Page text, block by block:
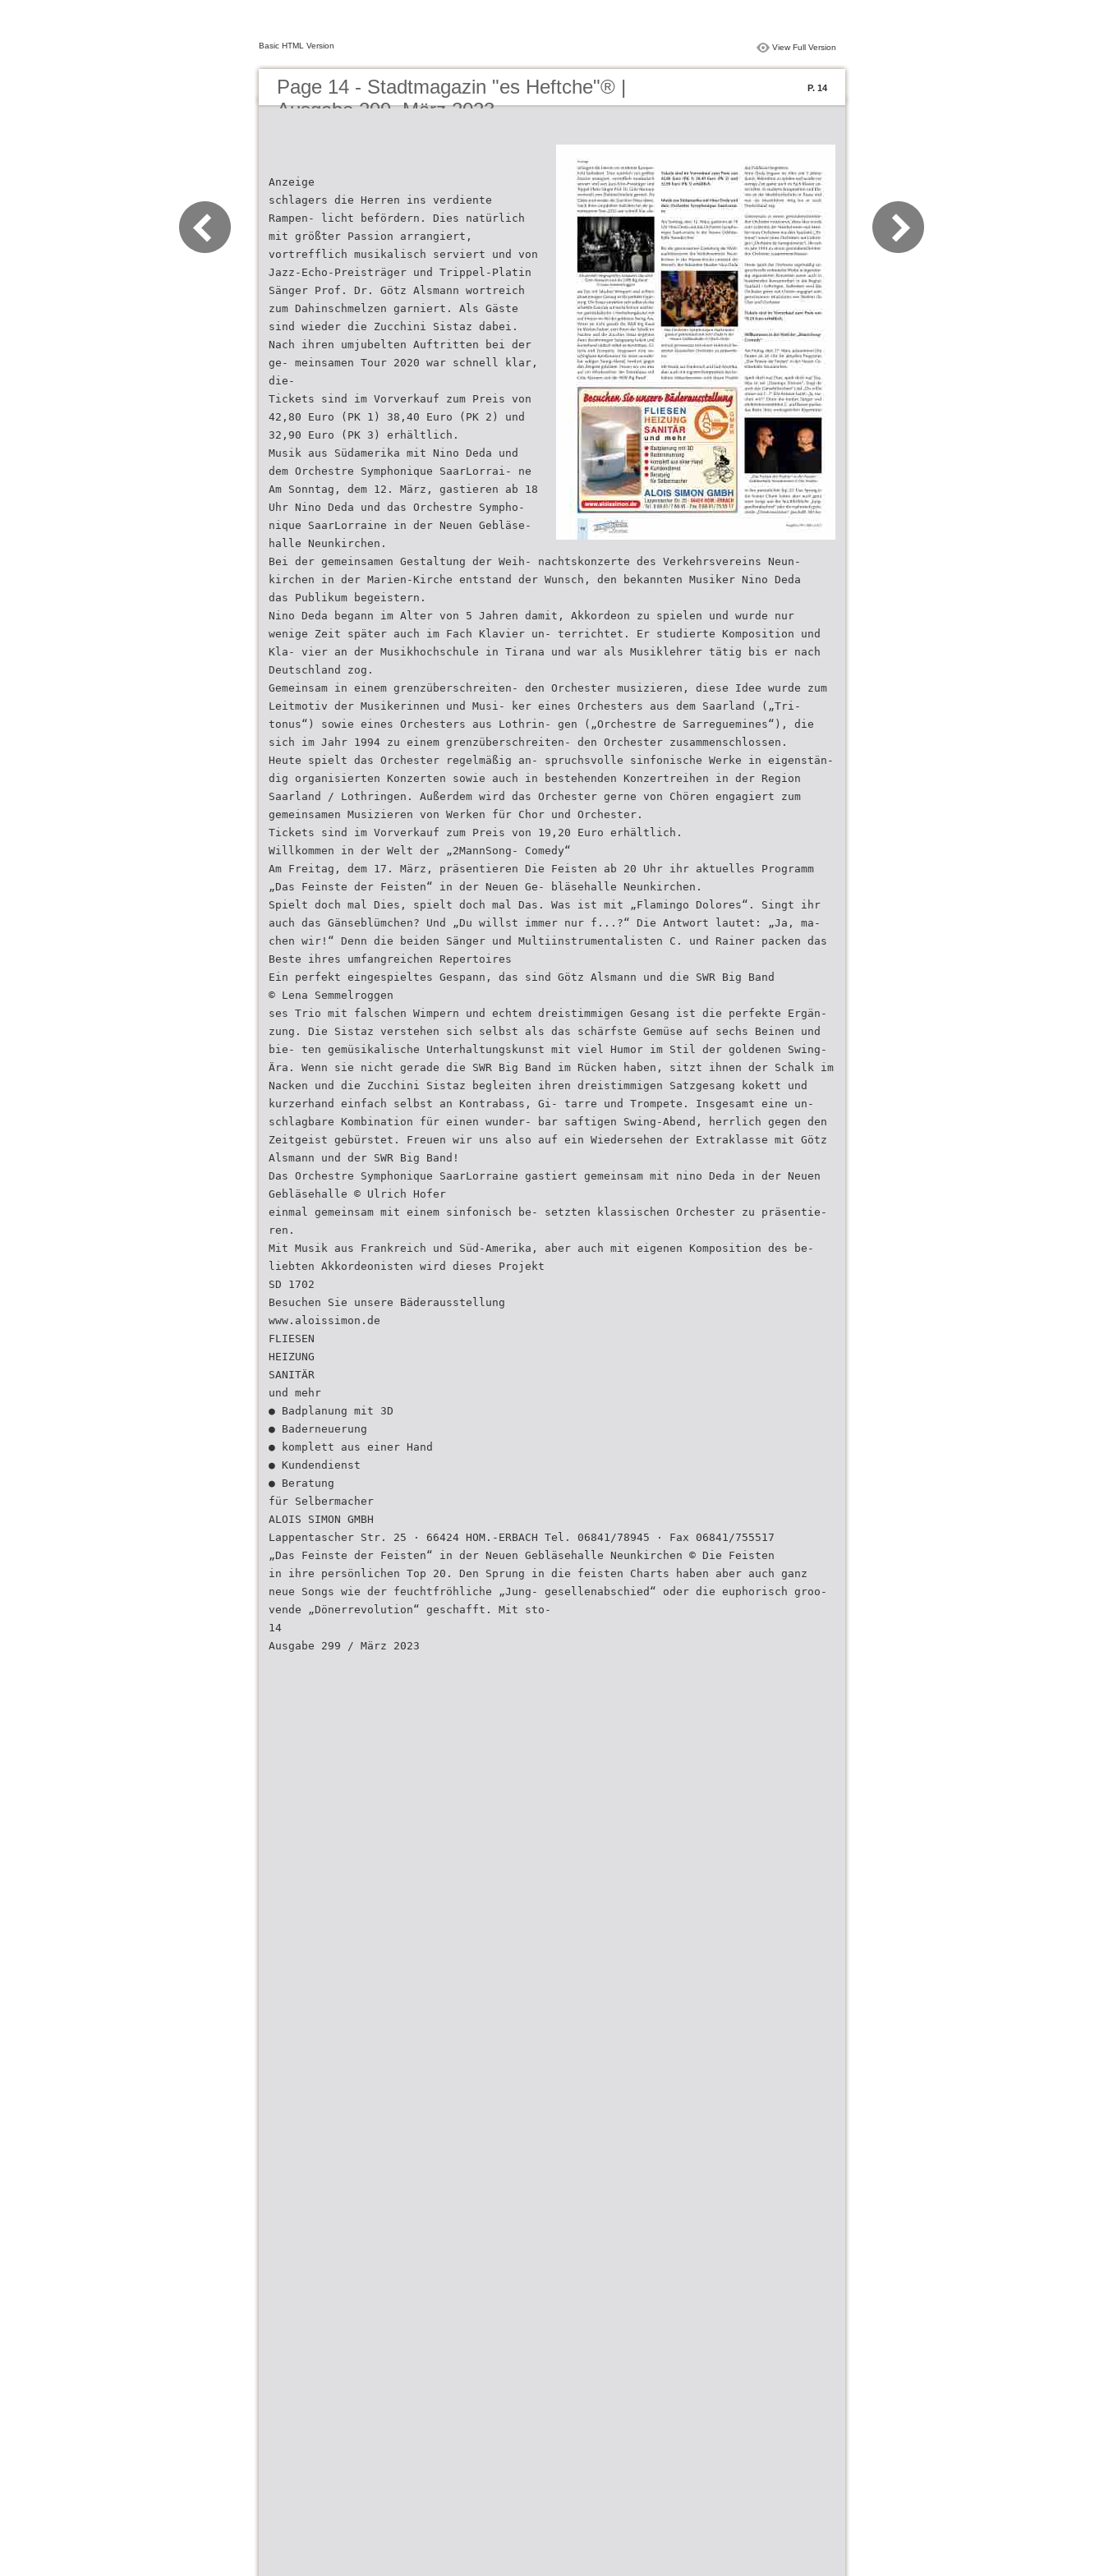
Basic HTML Version View Full Version
Page 14 - Stadtmagazin "es Heftche"® |
Ausgabe 299, März 2023
P. 14
Anzeige
schlagers die Herren ins verdiente
Rampen- licht befördern. Dies natürlich
mit größter Passion arrangiert,
vortrefflich musikalisch serviert und von
Jazz-Echo-Preisträger und Trippel-Platin
Sänger Prof. Dr. Götz Alsmann wortreich
zum Dahinschmelzen garniert. Als Gäste
sind wieder die Zucchini Sistaz dabei.
Nach ihren umjubelten Auftritten bei der
ge- meinsamen Tour 2020 war schnell klar,
die-
Tickets sind im Vorverkauf zum Preis von
42,80 Euro (PK 1) 38,40 Euro (PK 2) und
32,90 Euro (PK 3) erhältlich.
Musik aus Südamerika mit Nino Deda und
dem Orchestre Symphonique SaarLorrai- ne
Am Sonntag, dem 12. März, gastieren ab 18
Uhr Nino Deda und das Orchestre Sympho-
nique SaarLorraine in der Neuen Gebläse-
halle Neunkirchen.
Bei der gemeinsamen Gestaltung der Weih- nachtskonzerte des Verkehrsvereins Neun-
kirchen in der Marien-Kirche entstand der Wunsch, den bekannten Musiker Nino Deda
das Publikum begeistern.
Nino Deda begann im Alter von 5 Jahren damit, Akkordeon zu spielen und wurde nur
wenige Zeit später auch im Fach Klavier un- terrichtet. Er studierte Komposition und
Kla- vier an der Musikhochschule in Tirana und war als Musiklehrer tätig bis er nach
Deutschland zog.
Gemeinsam in einem grenzüberschreiten- den Orchester musizieren, diese Idee wurde zum
Leitmotiv der Musikerinnen und Musi- ker eines Orchesters aus dem Saarland („Tri-
tonus“) sowie eines Orchesters aus Lothrin- gen („Orchestre de Sarreguemines“), die
sich im Jahr 1994 zu einem grenzüberschreiten- den Orchester zusammenschlossen.
Heute spielt das Orchester regelmäßig an- spruchsvolle sinfonische Werke in eigenstän-
dig organisierten Konzerten sowie auch in bestehenden Konzertreihen in der Region
Saarland / Lothringen. Außerdem wird das Orchester gerne von Chören engagiert zum
gemeinsamen Musizieren von Werken für Chor und Orchester.
Tickets sind im Vorverkauf zum Preis von 19,20 Euro erhältlich.
Willkommen in der Welt der „2MannSong- Comedy“
Am Freitag, dem 17. März, präsentieren Die Feisten ab 20 Uhr ihr aktuelles Programm
„Das Feinste der Feisten“ in der Neuen Ge- bläsehalle Neunkirchen.
Spielt doch mal Dies, spielt doch mal Das. Was ist mit „Flamingo Dolores“. Singt ihr
auch das Gänseblümchen? Und „Du willst immer nur f...?“ Die Antwort lautet: „Ja, ma-
chen wir!“ Denn die beiden Sänger und Multiinstrumentalisten C. und Rainer packen das
Beste ihres umfangreichen Repertoires
Ein perfekt eingespieltes Gespann, das sind Götz Alsmann und die SWR Big Band
© Lena Semmelroggen
ses Trio mit falschen Wimpern und echtem dreistimmigen Gesang ist die perfekte Ergän-
zung. Die Sistaz verstehen sich selbst als das schärfste Gemüse auf sechs Beinen und
bie- ten gemüsikalische Unterhaltungskunst mit viel Humor im Stil der goldenen Swing-
Ära. Wenn sie nicht gerade die SWR Big Band im Rücken haben, sitzt ihnen der Schalk im
Nacken und die Zucchini Sistaz begleiten ihren dreistimmigen Satzgesang kokett und
kurzerhand einfach selbst an Kontrabass, Gi- tarre und Trompete. Insgesamt eine un-
schlagbare Kombination für einen wunder- bar saftigen Swing-Abend, herrlich gegen den
Zeitgeist gebürstet. Freuen wir uns also auf ein Wiedersehen der Extraklasse mit Götz
Alsmann und der SWR Big Band!
Das Orchestre Symphonique SaarLorraine gastiert gemeinsam mit nino Deda in der Neuen
Gebläsehalle © Ulrich Hofer
einmal gemeinsam mit einem sinfonisch be- setzten klassischen Orchester zu präsentie-
ren.
Mit Musik aus Frankreich und Süd-Amerika, aber auch mit eigenen Komposition des be-
liebten Akkordeonisten wird dieses Projekt
SD 1702
Besuchen Sie unsere Bäderausstellung
www.aloissimon.de
FLIESEN
HEIZUNG
SANITÄR
und mehr
● Badplanung mit 3D
● Baderneuerung
● komplett aus einer Hand
● Kundendienst
● Beratung
für Selbermacher
ALOIS SIMON GMBH
Lappentascher Str. 25 · 66424 HOM.-ERBACH Tel. 06841/78945 · Fax 06841/755517
„Das Feinste der Feisten“ in der Neuen Gebläsehalle Neunkirchen © Die Feisten
in ihre persönlichen Top 20. Den Sprung in die feisten Charts haben aber auch ganz
neue Songs wie der feuchtfröhliche „Jung- gesellenabschied“ oder die euphorisch groo-
vende „Dönerrevolution“ geschafft. Mit sto-
14
Ausgabe 299 / März 2023